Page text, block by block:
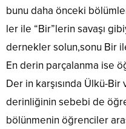
bunu daha önceki
ler ile “Bir”lerin savaşı
dernekler solun,sonu Bir
En derin parçalanma ise
Der in karşısında Ülkü-Bir
derinliğinin sebebi de
bölünmenin öğrenciler